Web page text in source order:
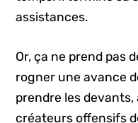
assistances.
Or, ça ne prend pas
rogner une avance
prendre les devants,
créateurs offensifs